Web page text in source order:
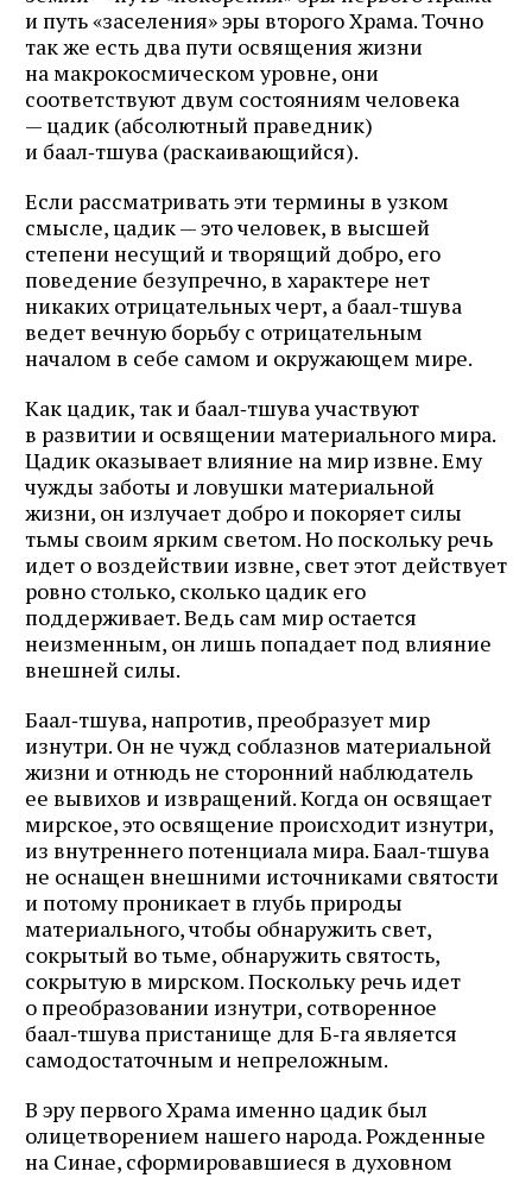
и путь «заселения» эры второго Храма. Точно
так же есть два пути освящения жизни
на макрокосмическом уровне, они
соответствуют двум состояниям человека
— цадик (абсолютный праведник)
и баал‑тшува (раскаивающийся).
Если рассматривать эти термины в узком
смысле, цадик — это человек, в высшей
степени несущий и творящий добро, его
поведение безупречно, в характере нет
никаких отрицательных черт, а баал‑тшува
ведет вечную борьбу с отрицательным
началом в себе самом и окружающем мире.
Как цадик, так и баал‑тшува участвуют
в развитии и освящении материального мира.
Цадик оказывает влияние на мир извне. Ему
чужды заботы и ловушки материальной
жизни, он излучает добро и покоряет силы
тьмы своим ярким светом. Но поскольку речь
идет о воздействии извне, свет этот действует
ровно столько, сколько цадик его
поддерживает. Ведь сам мир остается
неизменным, он лишь попадает под влияние
внешней силы.
Баал‑тшува, напротив, преобразует мир
изнутри. Он не чужд соблазнов материальной
жизни и отнюдь не сторонний наблюдатель
ее вывихов и извращений. Когда он освящает
мирское, это освящение происходит изнутри,
из внутреннего потенциала мира. Баал‑тшува
не оснащен внешними источниками святости
и потому проникает в глубь природы
материального, чтобы обнаружить свет,
сокрытый во тьме, обнаружить святость,
сокрытую в мирском. Поскольку речь идет
о преобразовании изнутри, сотворенное
баал‑тшува пристанище для Б‑га является
самодостаточным и непреложным.
В эру первого Храма именно цадик был
олицетворением нашего народа. Рожденные
на Синае, сформировавшиеся в духовном